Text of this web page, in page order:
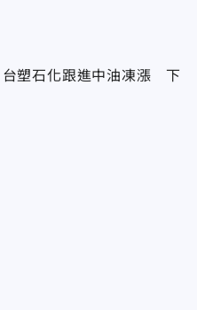
台塑石化跟進中油凍漲 下